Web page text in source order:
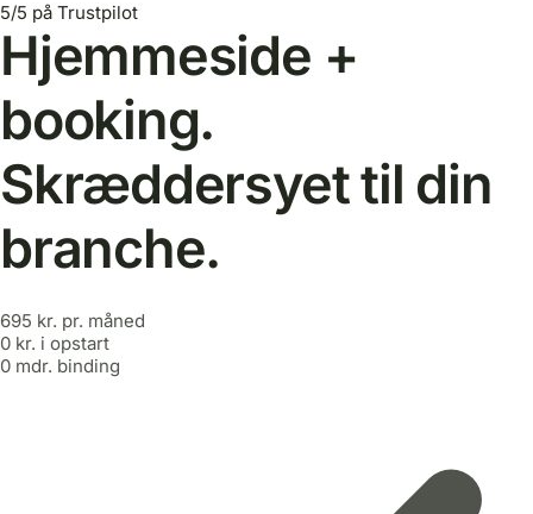
5/5 på Trustpilot
Hjemmeside +
booking.
Skræddersyet til din
branche.
695 kr. pr. måned
0 kr. i opstart
0 mdr. binding